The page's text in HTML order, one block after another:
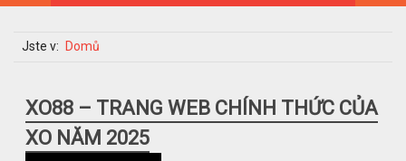
Jste v: Domů
XO88 – TRANG WEB CHÍNH THỨC CỦA
XO NĂM 2025